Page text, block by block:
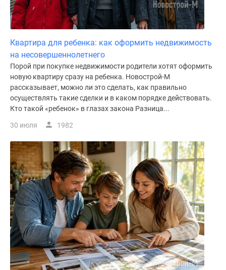
Квартира для ребенка: как оформить недвижимость
на несовершеннолетнего
Порой при покупке недвижимости родители хотят оформить
новую квартиру сразу на ребенка. Новострой-М
рассказывает, можно ли это сделать, как правильно
осуществлять такие сделки и в каком порядке действовать.
Кто такой «ребенок» в глазах закона Разница...
30 июля 1982